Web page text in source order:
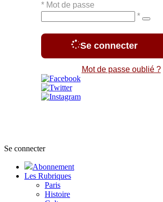
* Mot de passe
*
Se connecter
Mot de passe oublié ?
Se connecter
Abonnement
Les Rubriques
Paris
Histoire